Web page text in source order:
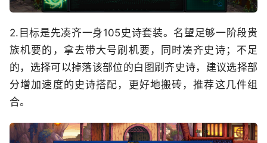
2.目标是先凑齐一身105史诗套装。名望足够一阶段贵
族机要的，拿去带大号刷机要，同时凑齐史诗；不足
的，选择可以掉落该部位的白图刷齐史诗，建议选择部
分增加速度的史诗搭配，更好地搬砖，推荐这几件组
合。